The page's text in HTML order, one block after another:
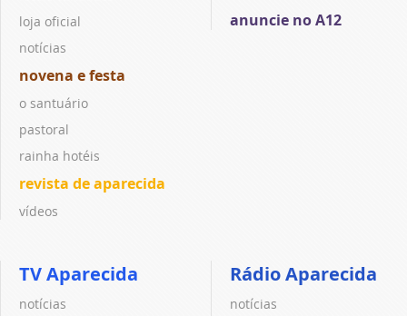
loja oficial
notícias
novena e festa
o santuário
pastoral
rainha hotéis
revista de aparecida
vídeos
anuncie no A12
TV Aparecida
notícias
Rádio Aparecida
notícias